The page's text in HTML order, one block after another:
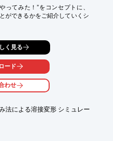
ってみた！”をコンセプトに、
ができるかをご紹介していくシ
広い製品ジャンルから、毎回ち
します。
て軽量化する内部ラティスを作
デルの強度維持＆軽量化」の第
→モデル＋インフィルのプリン
デルを「ANSYS Discovery」で
く見る
ード
わせ
法による溶接変形 シミュレー